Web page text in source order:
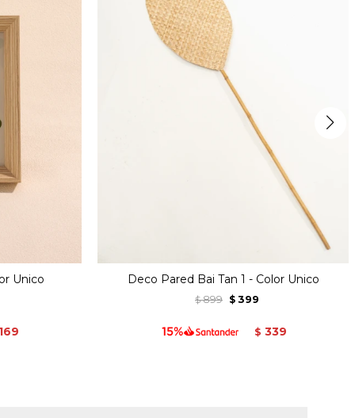
Unico Deco Pared Bai Tan 1 - Color Unico
$ 899 $ 399
$ 339